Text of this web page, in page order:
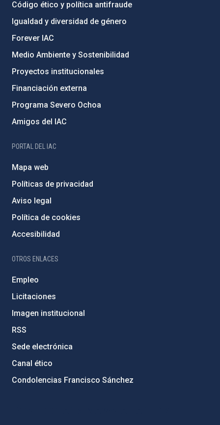
Código ético y política antifraude
Igualdad y diversidad de género
Forever IAC
Medio Ambiente y Sostenibilidad
Proyectos institucionales
Financiación externa
Programa Severo Ochoa
Amigos del IAC
PORTAL DEL IAC
Mapa web
Políticas de privacidad
Aviso legal
Política de cookies
Accesibilidad
OTROS ENLACES
Empleo
Licitaciones
Imagen institucional
RSS
Sede electrónica
Canal ético
Condolencias Francisco Sánchez